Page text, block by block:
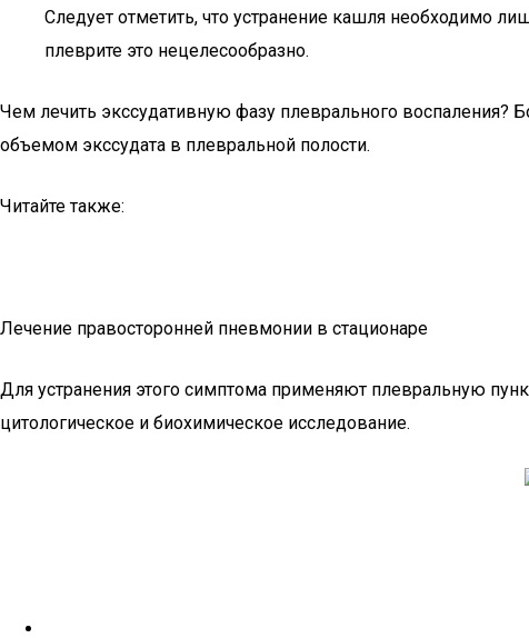
Следует отметить, что устранение кашля необходимо
плеврите это нецелесообразно.
Чем лечить экссудативную фазу плеврального
объемом экссудата в плевральной полости.
Читайте также:
Лечение правосторонней пневмонии в стационаре
Для устранения этого симптома применяют плевральную
цитологическое и биохимическое исследование.